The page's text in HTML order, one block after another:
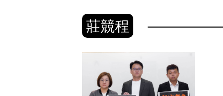
莊競程